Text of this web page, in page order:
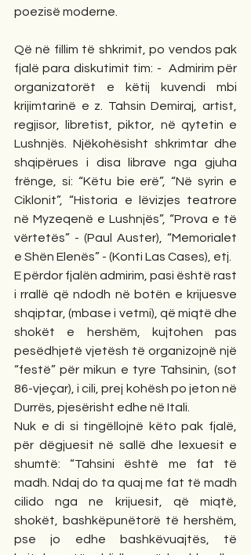
poezisë moderne.
Që në fillim të shkrimit, po vendos pak
fjalë para diskutimit tim: -  Admirim për
organizatorët e këtij kuvendi mbi
krijimtarinë e z. Tahsin Demiraj, artist,
regjisor, libretist, piktor, në qytetin e
Lushnjës. Njëkohësisht shkrimtar dhe
shqipërues i disa librave nga gjuha
frënge, si: “Këtu bie erë”, “Në syrin e
Ciklonit”, “Historia e lëvizjes teatrore
në Myzeqenë e Lushnjës”, “Prova e të
vërtetës” - (Paul Auster), “Memorialet
e Shën Elenës” - (Konti Las Cases), etj.
E përdor fjalën admirim, pasi është rast
i rrallë që ndodh në botën e krijuesve
shqiptar, (mbase i vetmi), që miqtë dhe
shokët e hershëm, kujtohen pas
pesëdhjetë vjetësh të organizojnë një
“festë” për mikun e tyre Tahsinin, (sot
86-vjeçar), i cili, prej kohësh po jeton në
Durrës, pjesërisht edhe në Itali.
Nuk e di si tingëllojnë këto pak fjalë,
për dëgjuesit në sallë dhe lexuesit e
shumtë: “Tahsini është me fat të
madh. Ndaj do ta quaj me fat të madh
cilido nga ne krijuesit, që miqtë,
shokët, bashkëpunëtorë të hershëm,
pse jo edhe bashkëvuajtës, të